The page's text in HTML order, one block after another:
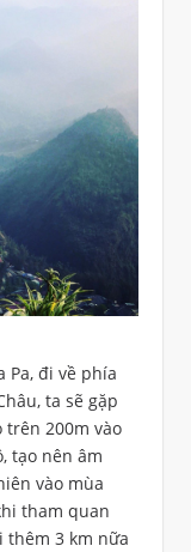
Pa, đi về phía
ta sẽ gặp
trên 200m vào
tạo nên âm
vào mùa
tham quan
thêm 3 km nữa